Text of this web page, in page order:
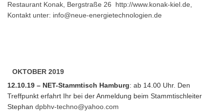
Restaurant Konak, Bergstraße 26 http://www.konak-kiel.de
Kontakt unter: info@neue-energietechnologien.de
OKTOBER 2019
12.10.19 – NET-Stammtisch Hamburg: ab 14.00 Uhr. Den
Treffpunkt erfahrt Ihr bei der Anmeldung beim Stammtischleiter
Stephan dpbhv-techno@yahoo.com